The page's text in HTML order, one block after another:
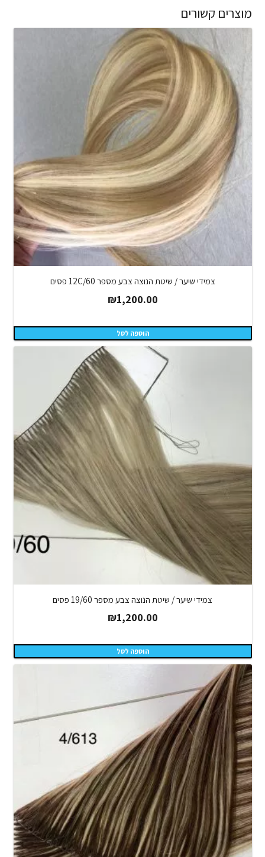
מוצרים קשורים
צמידי שיער / שיטת הנוצה צבע מספר 12C/60 פסים
₪1,200.00
הוספה לסל
צמידי שיער / שיטת הנוצה צבע מספר 19/60 פסים
₪1,200.00
הוספה לסל